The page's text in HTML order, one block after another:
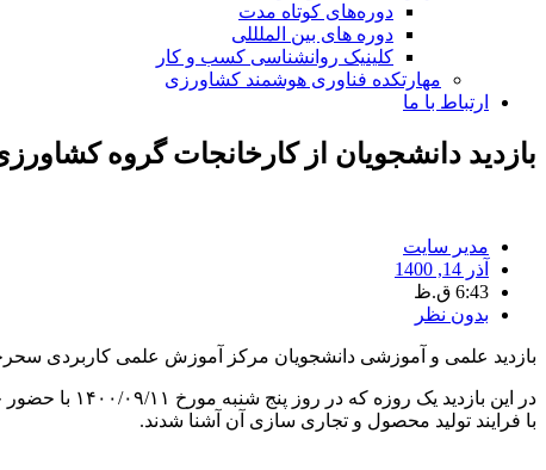
دوره‌های کوتاه مدت
دوره های بین الملللی
کلینیک روانشناسی کسب و کار
مهارتکده فناوری هوشمند کشاورزی
ارتباط با ما
بازدید دانشجویان از کارخانجات گروه
مدیر سایت
آذر 14, 1400
6:43 ق.ظ
بدون نظر
بازدید علمی و آموزشی دانشجویان مرکز آموزش علمی کاربردی
در این
با فرایند تولید محصول و تجاری سازی آن آشنا شدند.